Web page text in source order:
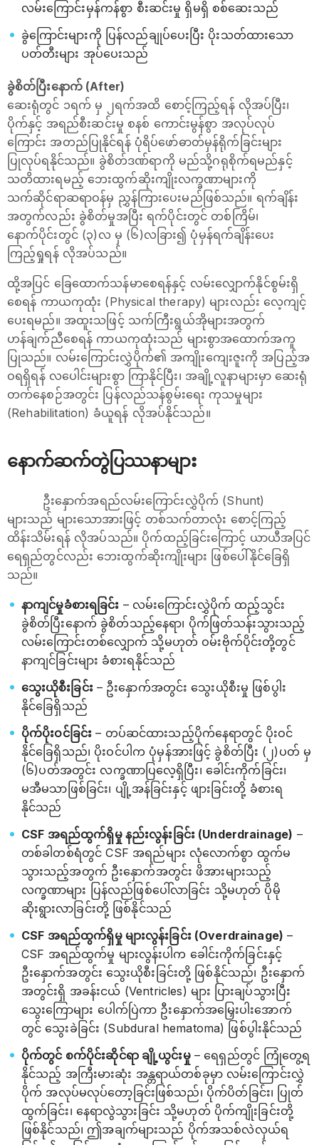
လမ်းကြောင်းမှန်ကန်စွာ စီးဆင်းမှု ရှိမရှိ စစ်ဆေးသည်
ခွဲကြောင်းများကို ပြန်လည်ချုပ်ပေးပြီး ပိုးသတ်ထားသော
ပတ်တီးများ အုပ်ပေးသည်
ခွဲစိတ်ပြီးနောက် (After)
ဆေးရုံတွင် ၁ရက် မှ ၂ရက်အထိ စောင့်ကြည့်ရန် လိုအပ်ပြီး၊
ပိုက်နှင့် အရည်စီးဆင်းမှု စနစ် ကောင်းမွန်စွာ အလုပ်လုပ်
ကြောင်း အတည်ပြုနိုင်ရန် ပုံရိပ်ဖော်ဓာတ်မှန်ရိုက်ခြင်းများ
ပြုလုပ်ရနိုင်သည်။ ခွဲစိတ်ဒဏ်ရာကို မည်သို့ဂရုစိုက်ရမည်နှင့်
သတိထားရမည့် ဘေးထွက်ဆိုးကျိုးလက္ခဏာများကို
သက်ဆိုင်ရာဆရာဝန်မှ ညွှန်ကြားပေးမည်ဖြစ်သည်။ ရက်ချိန်း
အတွက်လည်း ခွဲစိတ်မှုအပြီး ရက်ပိုင်းတွင် တစ်ကြိမ်၊
နောက်ပိုင်းတွင် (၃)လ မှ (၆)လခြား၍ ပုံမှန်ရက်ချိန်းပေး
ကြည့်ရှုရန် လိုအပ်သည်။
ထို့အပြင် ခြေထောက်သန်မာစေရန်နှင့် လမ်းလျှောက်နိုင်စွမ်းရှိ
စေရန် ကာယကုထုံး (Physical therapy) များလည်း လေ့ကျင့်
ပေးရမည်။ အထူးသဖြင့် သက်ကြီးရွယ်အိုများအတွက်
ဟန်ချက်ညီစေရန် ကာယကုထုံးသည် များစွာအထောက်အကူ
ပြုသည်။ လမ်းကြောင်းလွှဲပိုက်၏ အကျိုးကျေးဇူးကို အပြည့်အ
ဝရရှိရန် လပေါင်းများစွာ ကြာနိုင်ပြီး၊ အချို့လူနာများမှာ ဆေးရုံ
တက်နေစဉ်အတွင်း ပြန်လည်သန်စွမ်းရေး ကုသမှုများ
(Rehabilitation) ခံယူရန် လိုအပ်နိုင်သည်။
နောက်ဆက်တွဲပြဿနာများ
ဦးနှောက်အရည်လမ်းကြောင်းလွှဲပိုက် (Shunt)
များသည် များသောအားဖြင့် တစ်သက်တာလုံး စောင့်ကြည့်
ထိန်းသိမ်းရန် လိုအပ်သည်။ ပိုက်ထည့်ခြင်းကြောင့် ယာယီအပြင်
ရေရှည်တွင်လည်း ဘေးထွက်ဆိုးကျိုးများ ဖြစ်ပေါ်နိုင်ခြေရှိ
သည်။
နာကျင်မှုခံစားရခြင်း – လမ်းကြောင်းလွှဲပိုက် ထည့်သွင်း
ခွဲစိတ်ပြီးနောက် ခွဲစိတ်သည့်နေရာ၊ ပိုက်ဖြတ်သန်းသွားသည့်
လမ်းကြောင်းတစ်လျှောက် သို့မဟုတ် ဝမ်းဗိုက်ပိုင်းတို့တွင်
နာကျင်ခြင်းများ ခံစားရနိုင်သည်
သွေးယိုစီးခြင်း– ဦးနှောက်အတွင်း သွေးယိုစီးမှု ဖြစ်ပွါး
နိုင်ခြေရှိသည်
ပိုက်ပိုးဝင်ခြင်း – တပ်ဆင်ထားသည့်ပိုက်နေရာတွင် ပိုးဝင်
နိုင်ခြေရှိသည်၊ ပိုးဝင်ပါက ပုံမှန်အားဖြင့် ခွဲစိတ်ပြီး (၂)ပတ် မှ
(၆)ပတ်အတွင်း လက္ခဏာပြလေ့ရှိပြီး၊ ခေါင်းကိုက်ခြင်း၊
မအီမသာဖြစ်ခြင်း၊ ပျို့အန်ခြင်းနှင့် ဖျားခြင်းတို့ ခံစားရ
နိုင်သည်
CSF အရည်ထွက်ရှိမှု နည်းလွန်းခြင်း (Underdrainage) –
တစ်ခါတစ်ရံတွင် CSF အရည်များ လုံလောက်စွာ ထွက်မ
သွားသည့်အတွက် ဦးနှောက်အတွင်း ဖိအားများသည့်
လက္ခဏာများ ပြန်လည်ဖြစ်ပေါ်လာခြင်း သို့မဟုတ် ပိုမို
ဆိုးရွားလာခြင်းတို့ ဖြစ်နိုင်သည်
CSF အရည်ထွက်ရှိမှု များလွန်းခြင်း (Overdrainage) –
CSF အရည်ထွက်မှု များလွန်းပါက ခေါင်းကိုက်ခြင်းနှင့်
ဦးနှောက်အတွင်း သွေးယိုစီးခြင်းတို့ ဖြစ်နိုင်သည်၊ ဦးနှောက်
အတွင်းရှိ အခန်းငယ် (Ventricles) များ ပြားချပ်သွားပြီး
သွေးကြောများ ပေါက်ပြဲကာ ဦးနှောက်အမြှေးပါးအောက်
တွင် သွေးခဲခြင်း (Subdural hematoma) ဖြစ်ပွါးနိုင်သည်
ပိုက်တွင် စက်ပိုင်းဆိုင်ရာ ချို့ယွင်းမှု– ရေရှည်တွင် ကြုံတွေ့ရ
နိုင်သည့် အကြီးမားဆုံး အန္တရာယ်တစ်ခုမှာ လမ်းကြောင်းလွှဲ
ပိုက် အလုပ်မလုပ်တော့ခြင်းဖြစ်သည်၊ ပိုက်ပိတ်ခြင်း၊ ပြုတ်
ထွက်ခြင်း၊ နေရာလွဲသွားခြင်း သို့မဟုတ် ပိုက်ကျိုးခြင်းတို့
ဖြစ်နိုင်သည်၊ ဤအချက်များသည် ပိုက်အသစ်လဲလှယ်ရ